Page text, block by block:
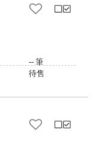
-- 筆
待售